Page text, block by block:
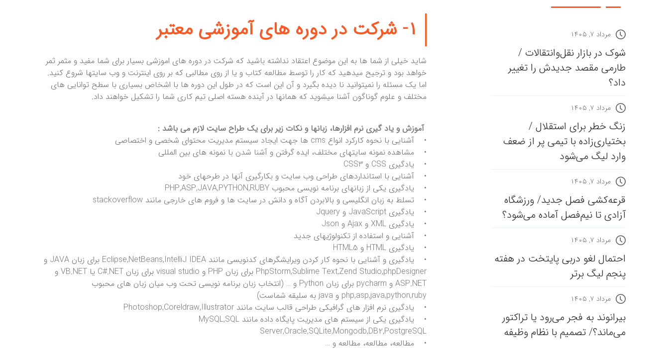
۱- شرکت در دوره های آموزشی معتبر
شاید خیلی از شما ها به این موضوع اعتقاد نداشته باشید که شرکت در دوره های اموزشی بسیار برای شما مفید و مثمر ثمر
خواهد بود و ترجیح میدهید که کار را توسط مطالعه کتاب و یا از روی مطالبی که بر روی اینترنت و وب سایتها شروع کنید.
اما یک مسئله را نمیتوانید نا دیده بگیرد و آن این است که در طول این دوره ها با اشخاص بسیاری با سطح توانایی های
مختلف و علوم گوناگون آشنا میشوید که همانها در آینده هسته اصلی تیم کاری شما را تشکیل خواهند داد.
آموزش و یاد گیری نرم افزارها، زبانها و نکات زیر برای یک طراح سایت لازم می باشد :
• آشنایی با نحوه کارکرد انواع cms ها جهت ایجاد سیستم مدیریت محتوای شخصی و اختصاصی
• مشاهده نمونه سایتهای مختلف، ایده گرفتن و آشنا شدن با نمونه های بین المللی
• یادگیری CSS و CSS3
• آشنایی با استانداردهای طراحی وب سایت و بکارگیری آنها در طرحهای خود
• یادگیری یکی از زبانهای برنامه نویسی محبوب PHP,ASP,JAVA,PYTHON,RUBY
• تسلط به زبان انگلیسی و بالابردن آگاه و دانش در سایت ها و فروم های خارجی مانند stackoverflow
• یادگیری JavaScript و Jquery
• یادگیری XML و Ajax و Json
• آشنایی و استفاده از تکنولوژیهای جدید
• یادگیری HTML و HTML5
• یادگیری و آشنایی با نحوه کار کردن ویرایشگرهای کدنویسی مانند Eclipse,NetBeans,IntelliJ IDEA برای زبان JAVA و
PhpStorm,Sublime Text,Zend Studio,phpDesigner برای زبان PHP و visual studio برای زبان C#.NET یا VB.NET و
ASP.NET و pycharm برای زبان Python و … (انتخاب زبان برنامه نویسی تحت وب میان زبان های محبوب
php,asp,java,python,ruby و java به سلیقه شماست)
• یادگیری نرم افزار های گرافیکی طراحی قالب سایت مانند Photoshop,Coreldraw,Illustrator
• یادگیری یکی از سیستم های مدیریت پایگاه داده مانند MySQL,SQL
Server,Oracle,SQLite,Mongodb,DB2,PostgreSQL
• مطالعه، مطالعه، مطالعه و …
مرداد ۷, ۱۴۰۵
شوک در بازار نقل‌وانتقالات /
طارمی مقصد جدیدش را تغییر
داد؟
مرداد ۷, ۱۴۰۵
زنگ خطر برای استقلال /
بختیاری‌زاده با تیمی پر از ضعف
وارد لیگ می‌شود
مرداد ۷, ۱۴۰۵
قرعه‎‌کشی فصل جدید/ ورزشگاه
آزادی تا نیم‌فصل آماده می‌شود؟
مرداد ۷, ۱۴۰۵
احتمال لغو دربی پایتخت در هفته
پنجم لیگ برتر
مرداد ۷, ۱۴۰۵
بیرانوند به فجر می‌رود یا تراکتور
می‌ماند؟/ تصمیم با نظام وظیفه